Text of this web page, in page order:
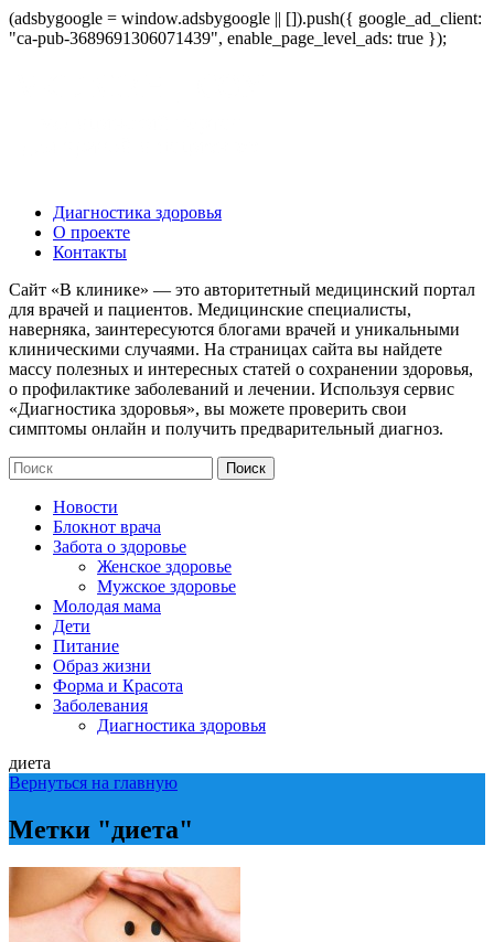
(adsbygoogle = window.adsbygoogle || []).push({ google_ad_client:
"ca-pub-3689691306071439", enable_page_level_ads: true });
Диагностика здоровья
О проекте
Контакты
Сайт «В клинике» — это авторитетный медицинский портал
для врачей и пациентов. Медицинские специалисты,
наверняка, заинтересуются блогами врачей и уникальными
клиническими случаями. На страницах сайта вы найдете
массу полезных и интересных статей о сохранении здоровья,
о профилактике заболеваний и лечении. Используя сервис
«Диагностика здоровья», вы можете проверить свои
симптомы онлайн и получить предварительный диагноз.
Новости
Блокнот врача
Забота о здоровье
Женское здоровье
Мужское здоровье
Молодая мама
Дети
Питание
Образ жизни
Форма и Красота
Заболевания
Диагностика здоровья
диета
Вернуться на главную
Метки "диета"